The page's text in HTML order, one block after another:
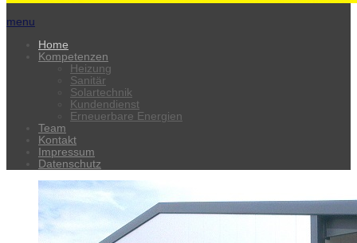
menu
Home
Kompetenzen
Heizung
Sanitär
Solartechnik
Kundendienst
Erneuerbare Energien
Team
Kontakt
Impressum
Datenschutz